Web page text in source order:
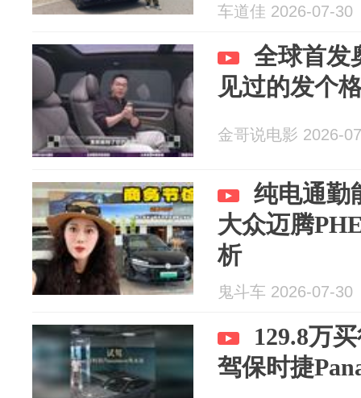
车道佳 2026-07-30
全球首发
见过的发个
金哥说电影 2026-
纯电通勤
大众迈腾
析
鬼斗车 2026-07-30
129.8万
驾保时捷